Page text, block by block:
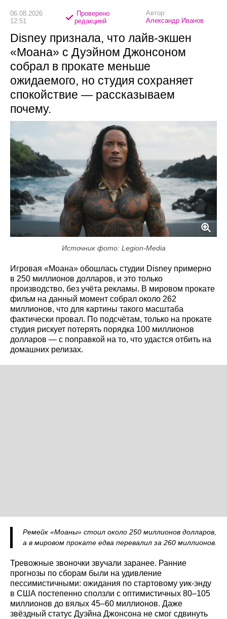
06.08.2026
12:51
Проверено
редакцией
Автор:
Александр Иванов
Disney признала, что лайв-экшен
«Моана» с Дуэйном Джонсоном
собрал в прокате меньше
ожидаемого, но студия сохраняет
спокойствие — рассказываем
почему.
Источник фото: Legion-Media
Игровая «Моана» обошлась студии Disney примерно
в 250 миллионов долларов, и это только
производство, без учёта рекламы. В мировом прокате
фильм на данный момент собрал около 262
миллионов, что для картины такого масштаба
фактически провал. По подсчётам, только на прокате
студия рискует потерять порядка 100 миллионов
долларов — с поправкой на то, что удастся отбить на
домашних релизах.
Ремейк «Моаны» стоил около 250 миллионов долларов,
а в мировом прокате едва перевалил за 260 миллионов.
Тревожные звоночки звучали заранее. Ранние
прогнозы по сборам были на удивление
пессимистичными: ожидания по стартовому уик-энду
в США постепенно сползли с оптимистичных 80–105
миллионов до вялых 45–60 миллионов. Даже
звёздный статус Дуэйна Джонсона не смог сдвинуть